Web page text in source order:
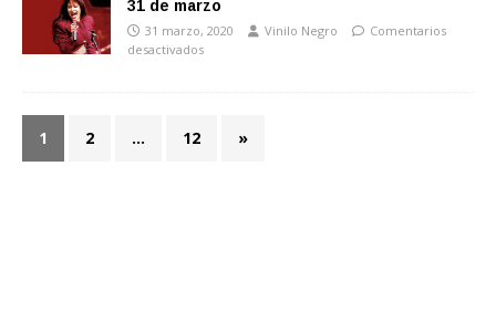
31 de marzo
31 marzo, 2020 Vinilo Negro
Comentarios
desactivados
1 2 … 12 »